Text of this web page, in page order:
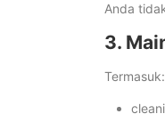
Anda
3.
Termasuk: